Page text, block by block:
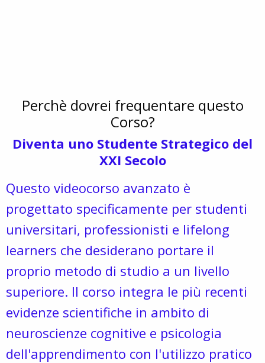
Perchè dovrei frequentare questo
Corso?
Diventa uno Studente Strategico del
XXI Secolo
Questo videocorso avanzato è
progettato specificamente per studenti
universitari, professionisti e lifelong
learners che desiderano portare il
proprio metodo di studio a un livello
superiore. Il corso integra le più recenti
evidenze scientifiche in ambito di
neuroscienze cognitive e psicologia
dell'apprendimento con l'utilizzo pratico